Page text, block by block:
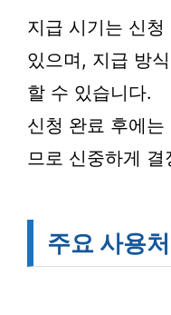
지급 시기는 신
있으며, 지급 방
할 수 있습니다.
신청 완료 후에
므로 신중하게
주요 사용처